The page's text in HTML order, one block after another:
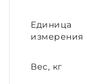
Единица
измерения
Вес, кг